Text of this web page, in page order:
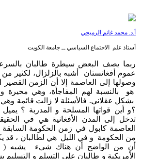
أ.د. محمد غانم الرميحي
أستاذ علم الاجتماع السياسي ــ جامعة الكويت
ربما يصف البعض سيطرة طالبان
عموم أفغانستان أشبه بالزلزال، لكثير من
وصولها إلى العاصمة إلا أن الزمن
هو بالنسبة لهم المفاجأة، وهي محيرة
بشكل عقلاني. فالأسئلة لا زالت قائمة
؟و أين قواتها المسلحة و المدربة ؟
تدخل إلى المدن الأفغانية هي في
العاصمة كابول في زمن الحكومة السابقة
من الحكومة و في الليل هي لطالبان ، قد
أن من الواضح أن هناك شيء يشبه (
الأمريكية و طالبان على التسلم و